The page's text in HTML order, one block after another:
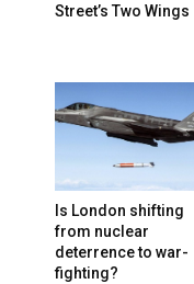
Street’s Two Wings
Is London shifting
from nuclear
deterrence to war-
fighting?